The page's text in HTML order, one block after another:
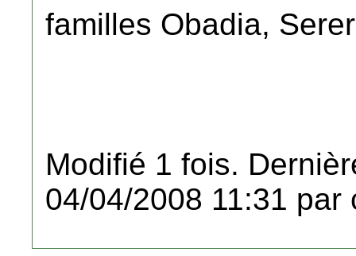
familles Obadia,
Modifié 1 fois.
04/04/2008 11:31 par